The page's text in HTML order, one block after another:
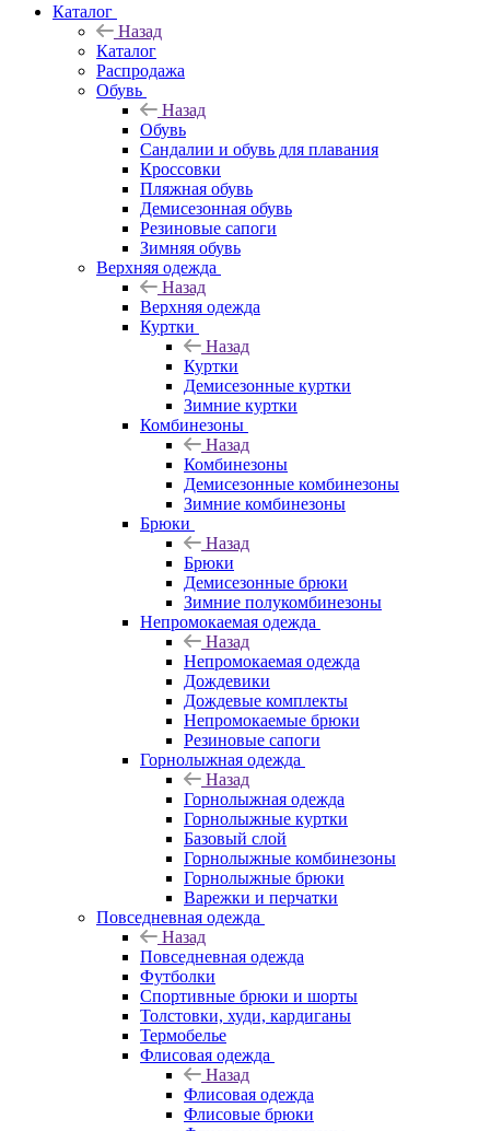
Каталог
Назад
Каталог
Распродажа
Обувь
Назад
Обувь
Сандалии и обувь для плавания
Кроссовки
Пляжная обувь
Демисезонная обувь
Резиновые сапоги
Зимняя обувь
Верхняя одежда
Назад
Верхняя одежда
Куртки
Назад
Куртки
Демисезонные куртки
Зимние куртки
Комбинезоны
Назад
Комбинезоны
Демисезонные комбинезоны
Зимние комбинезоны
Брюки
Назад
Брюки
Демисезонные брюки
Зимние полукомбинезоны
Непромокаемая одежда
Назад
Непромокаемая одежда
Дождевики
Дождевые комплекты
Непромокаемые брюки
Резиновые сапоги
Горнолыжная одежда
Назад
Горнолыжная одежда
Горнолыжные куртки
Базовый слой
Горнолыжные комбинезоны
Горнолыжные брюки
Варежки и перчатки
Повседневная одежда
Назад
Повседневная одежда
Футболки
Спортивные брюки и шорты
Толстовки, худи, кардиганы
Термобелье
Флисовая одежда
Назад
Флисовая одежда
Флисовые брюки